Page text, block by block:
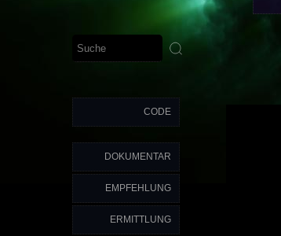
CODE
DOKUMENTAR
EMPFEHLUNG
ERMITTLUNG